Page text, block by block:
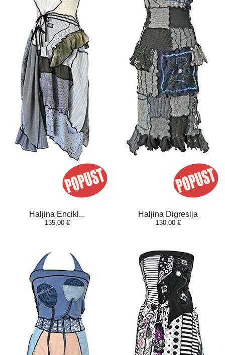
Haljina Encikl...
135,00 €
Haljina Digresija
130,00 €